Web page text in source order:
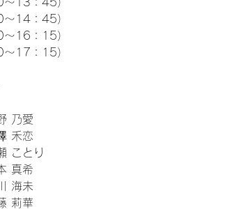
14：45）
16：15）
17：15）
乃愛
禾恋
ことり
真希
海未
莉華